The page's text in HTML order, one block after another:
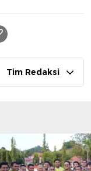
Tim Redaksi